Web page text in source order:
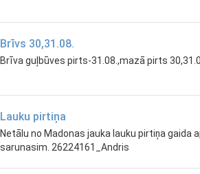
Brīvs 30,31.08.
Brīva guļbūves pirts-31.08.,mazā pirts
Lauku pirtiņa
Netālu no Madonas jauka lauku pirtiņa gaida
sarunasim. 26224161_Andris